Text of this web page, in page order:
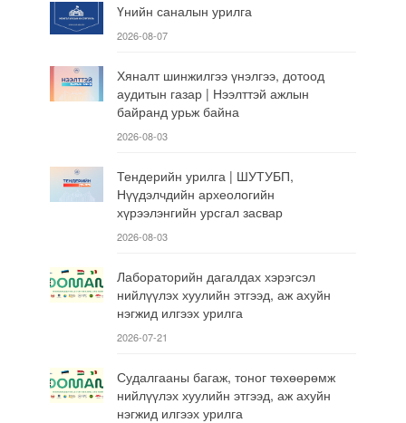
Үнийн саналын урилга
2026-08-07
Хяналт шинжилгээ үнэлгээ, дотоод
аудитын газар | Нээлттэй ажлын
байранд урьж байна
2026-08-03
Тендерийн урилга | ШУТУБП,
Нүүдэлчдийн археологийн
хүрээлэнгийн урсгал засвар
2026-08-03
Лабораторийн дагалдах хэрэгсэл
нийлүүлэх хуулийн этгээд, аж ахуйн
нэгжид илгээх урилга
2026-07-21
Судалгааны багаж, тоног төхөөрөмж
нийлүүлэх хуулийн этгээд, аж ахуйн
нэгжид илгээх урилга